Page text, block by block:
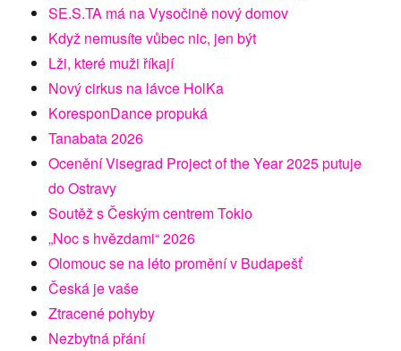
SE.S.TA má na Vysočině nový domov
Když nemusíte vůbec nic, jen být
Lži, které muži říkají
Nový cirkus na lávce HolKa
KoresponDance propuká
Tanabata 2026
Ocenění Visegrad Project of the Year 2025 putuje
do Ostravy
Soutěž s Českým centrem Tokio
„Noc s hvězdami“ 2026
Olomouc se na léto promění v Budapešť
Česká je vaše
Ztracené pohyby
Nezbytná přání